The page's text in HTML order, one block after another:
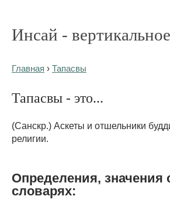
Инсай -
Главная › Тапасвы
Тапасвы - это...
(Санскр.) Аскеты и отшельники
религии.
Определения, значения
словарях: